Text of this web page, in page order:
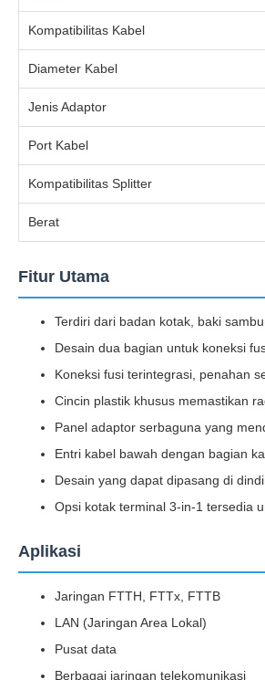
Kompatibilitas Kabel
Diameter Kabel
Jenis Adaptor
Port Kabel
Kompatibilitas Splitter
Berat
Fitur Utama
Terdiri dari badan kotak, baki
Desain dua bagian untuk koneksi
Koneksi fusi terintegrasi, penahan
Cincin plastik khusus memastikan
Panel adaptor serbaguna yang
Entri kabel bawah dengan bagian
Desain yang dapat dipasang di
Opsi kotak terminal 3-in-1 tersedia
Aplikasi
Jaringan FTTH, FTTx, FTTB
LAN (Jaringan Area Lokal)
Pusat data
Berbagai jaringan telekomunikasi